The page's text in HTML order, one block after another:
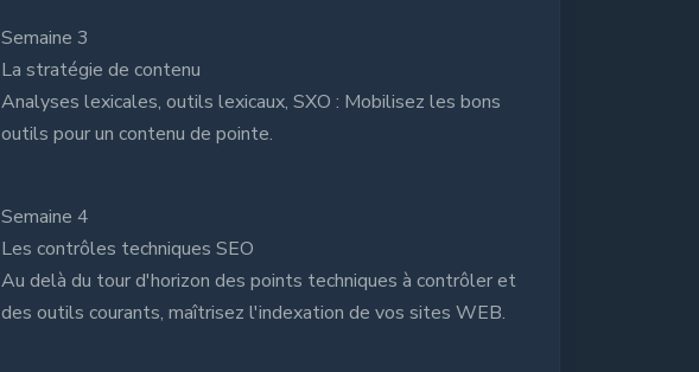
Semaine 3
La stratégie de contenu
Analyses lexicales, outils lexicaux, SXO : Mobilisez les bons
outils pour un contenu de pointe.
Semaine 4
Les contrôles techniques SEO
Au delà du tour d'horizon des points techniques à contrôler et
des outils courants, maîtrisez l'indexation de vos sites WEB.